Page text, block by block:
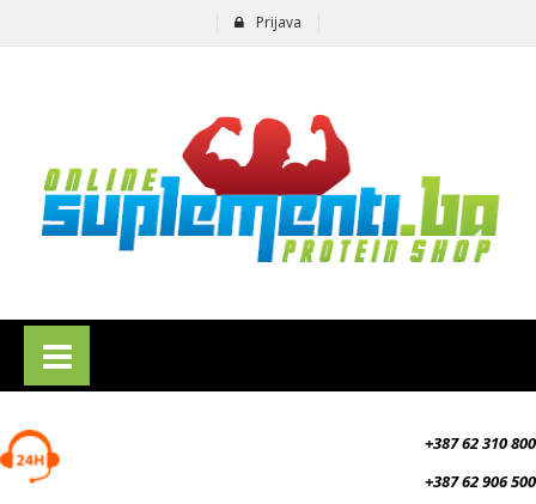
Prijava
+387 62 310 800
+387 62 906 500